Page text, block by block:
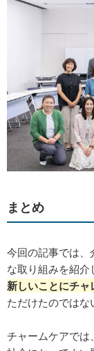
まとめ
今回の記事では、
な取り組みを紹介
新しいことにチャ
ただけたのではな
チャームケアでは